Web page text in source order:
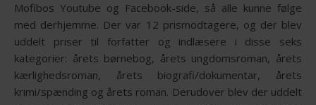
Mofibos Youtube og Facebook-side, så alle kunne følge
med derhjemme. Der var 12 prismodtagere, og der blev
uddelt priser til forfatter og indlæsere i disse seks
kategorier: årets børnebog, årets ungdomsroman, årets
kærlighedsroman, årets biografi/dokumentar, årets
krimi/spænding og årets roman. Derudover blev der uddelt